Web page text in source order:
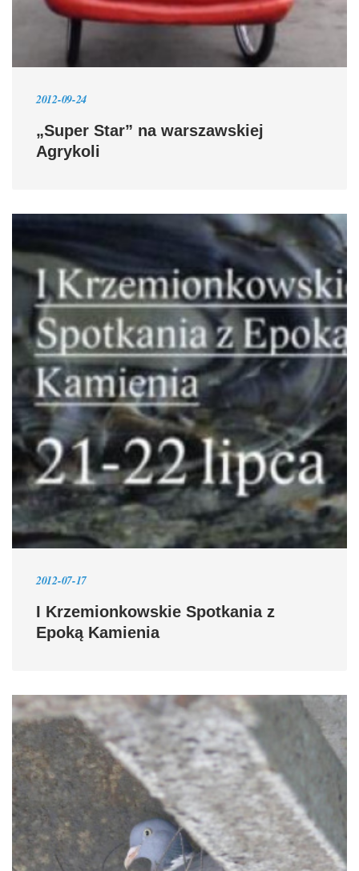
2012-09-24
„Super Star” na warszawskiej
Agrykoli
2012-07-17
I Krzemionkowskie Spotkania z
Epoką Kamienia